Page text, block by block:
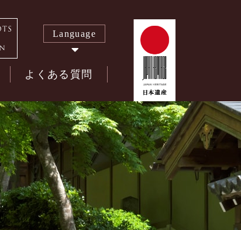
よくある質問
Language